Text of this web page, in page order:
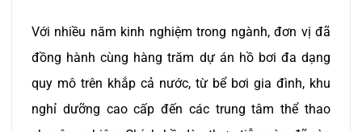
Với nhiều năm kinh nghiệm trong ngành, đơn vị đã
đồng hành cùng hàng trăm dự án hồ bơi đa dạng
quy mô trên khắp cả nước, từ bể bơi gia đình, khu
nghỉ dưỡng cao cấp đến các trung tâm thể thao